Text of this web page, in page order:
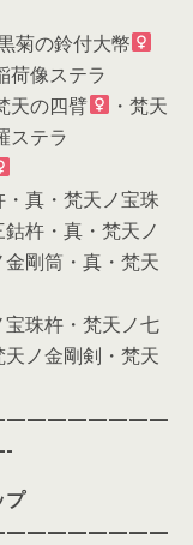
菊の鈴付大幣
荷像ステラ
天の四臂
・梵天
ステラ
・真・梵天ノ宝珠
杵・真・梵天ノ
剛筒・真・梵天
宝珠杵・梵天ノ七
ノ金剛剣・梵天
プ